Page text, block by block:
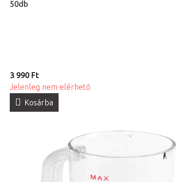
50db
3 990 Ft
Jelenleg nem elérhető
Kosárba